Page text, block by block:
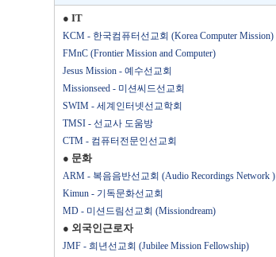
● IT
KCM - 한국컴퓨터선교회 (Korea Computer Mission)
FMnC (Frontier Mission and Computer)
Jesus Mission - 예수선교회
Missionseed - 미션씨드선교회
SWIM - 세계인터넷선교학회
TMSI - 선교사 도움방
CTM - 컴퓨터전문인선교회
● 문화
ARM - 복음음반선교회 (Audio Recordings Network )
Kimun - 기독문화선교회
MD - 미션드림선교회 (Missiondream)
● 외국인근로자
JMF - 희년선교회 (Jubilee Mission Fellowship)